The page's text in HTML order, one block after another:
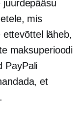
juurdepääsu
mis
läheb,
maksuperioodi
PayPali
et